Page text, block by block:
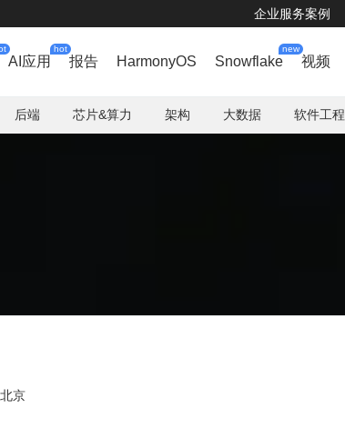
企业服务案例
AI应用
hot
报告 HarmonyOS Snowflake
new
视频
后端 芯片&算力 架构 大数据 软件工程
京